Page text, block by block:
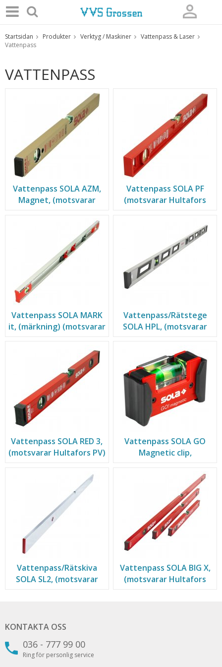
Startsidan Produkter Verktyg / Maskiner
Vattenpass & Laser
Vattenpass
VATTENPASS
Vattenpass SOLA AZM,
Magnet, (motsvarar
Vattenpass SOLA PF
(motsvarar Hultafors
Vattenpass SOLA MARK
it, (märkning) (motsvarar
Vattenpass/Rätstege
SOLA HPL, (motsvarar
Vattenpass SOLA RED 3,
(motsvarar Hultafors PV)
Vattenpass SOLA GO
Magnetic clip,
Vattenpass/Rätskiva
SOLA SL2, (motsvarar
Vattenpass SOLA BIG X,
(motsvarar Hultafors
KONTAKTA OSS
036 - 777 99 00
Ring för personlig service